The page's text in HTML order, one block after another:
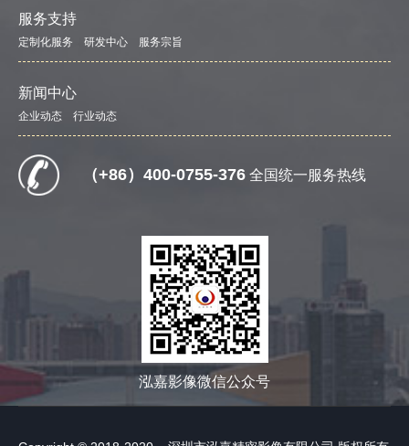
服务支持
定制化服务 研发中心 服务宗旨
新闻中心
企业动态 行业动态
（+86）400-0755-376 全国统一服务热线
泓嘉影像微信公众号